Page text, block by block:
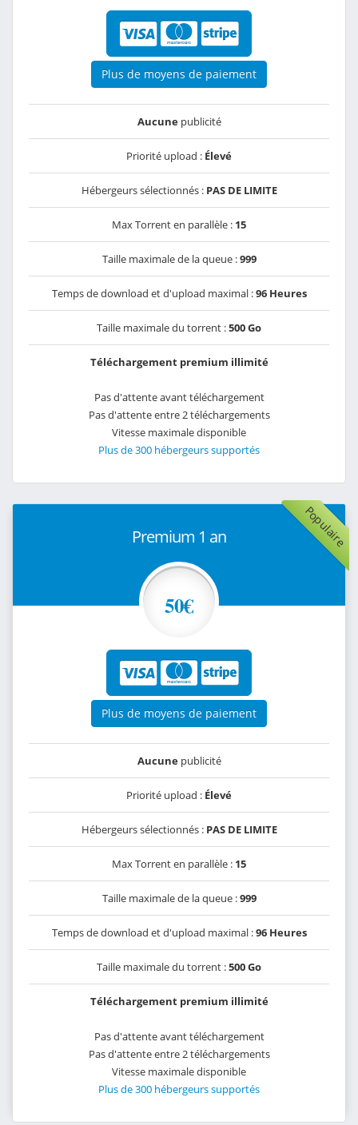
Plus de moyens de paiement
Aucunepublicité
Priorité upload : Élevé
Hébergeurs sélectionnés : PAS DE LIMITE
Max Torrent en parallèle : 15
Taille maximale de la queue :999
Temps de download et d'upload maximal :96 Heures
Taille maximale du torrent :500 Go
Téléchargement premium illimité
Pas d'attente avant téléchargement
Pas d'attente entre 2 téléchargements
Vitesse maximale disponible
Plus de 300 hébergeurs supportés
Populaire
Premium 1 an
50€
Plus de moyens de paiement
Aucunepublicité
Priorité upload : Élevé
Hébergeurs sélectionnés : PAS DE LIMITE
Max Torrent en parallèle : 15
Taille maximale de la queue :999
Temps de download et d'upload maximal :96 Heures
Taille maximale du torrent :500 Go
Téléchargement premium illimité
Pas d'attente avant téléchargement
Pas d'attente entre 2 téléchargements
Vitesse maximale disponible
Plus de 300 hébergeurs supportés